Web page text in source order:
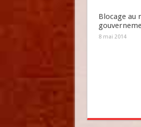
Blocage au
8 mai 2014